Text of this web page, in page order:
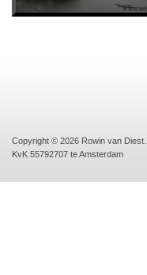
Copyright © 2026 Rowin van Diest.
KvK 55792707 te Amsterdam